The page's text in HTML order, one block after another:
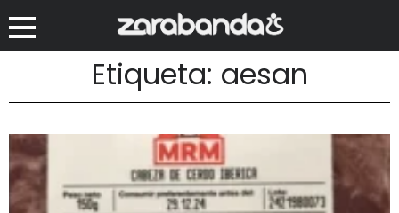
Etiqueta: aesan